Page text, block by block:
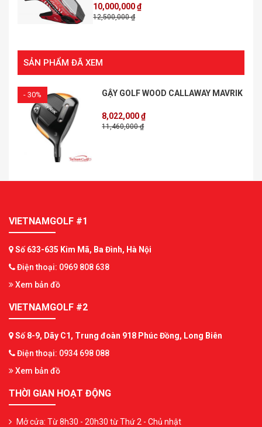
10,000,000 ₫
12,500,000 ₫
SẢN PHẨM ĐÃ XEM
- 30% GẬY GOLF WOOD CALLAWAY MAVRIK
8,022,000 ₫
11,460,000 ₫
VIETNAMGOLF #1
Số 633-635 Kim Mã, Ba Đình, Hà Nội
Điện thoại: 0969 808 638
Xem bản đồ
VIETNAMGOLF #2
Số 8-9, Dãy C1, Trung đoàn 918 Phúc Đồng, Long Biên
Điện thoại: 0934 698 088
Xem bản đồ
THỜI GIAN HOẠT ĐỘNG
Mở cửa: Từ 8h30 - 20h30 từ Thứ 2 - Chủ nhật